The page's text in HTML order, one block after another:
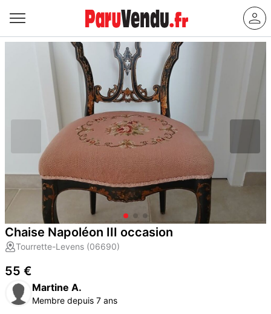
Chaise Napoléon III occasion
Tourrette-Levens (06690)
55 €
Martine A.
Membre depuis 7 ans